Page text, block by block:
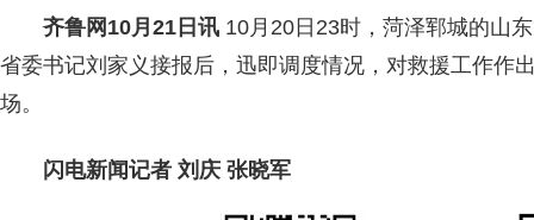
齐鲁网 10月21日讯 10月20日23时，菏泽郓城的山
省委书记刘家义接报后，迅即调度情况，对救援工作作
场。
闪电新闻记者 刘庆 张晓军